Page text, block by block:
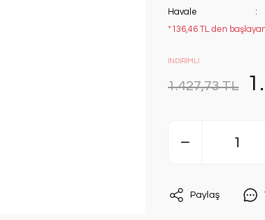
Havale
*136,46 TL den
İNDİRİMLİ
1.427,73 TL
Paylaş